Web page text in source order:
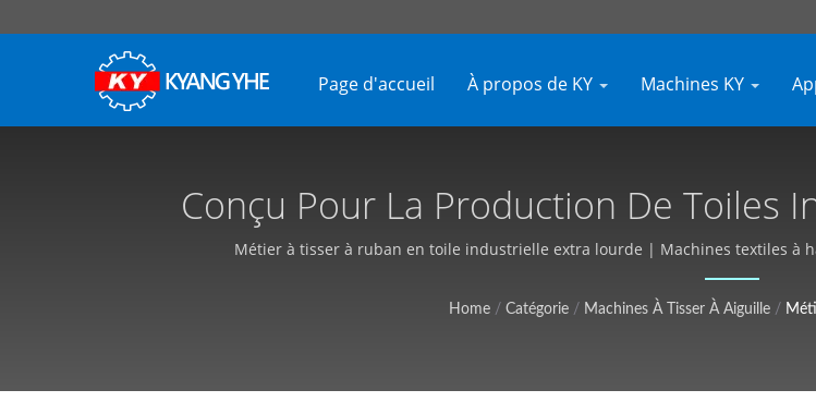
Page d'accueil À propos de KY Machines KY
Conçu Pour La Production De Toiles
Larges | Machines À Tissus Étroits Et
Yhe (KY)
Métier à tisser à ruban en toile industrielle extra lourde | Machines textiles à
Home / Catégorie / Machines À Tisser À Aiguille /